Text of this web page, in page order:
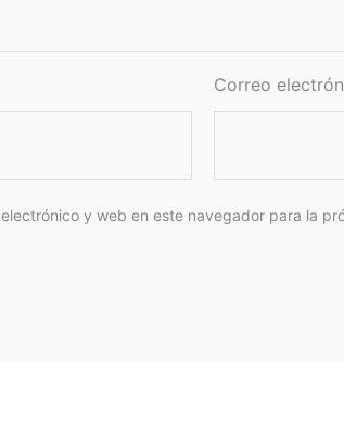
Correo
y web en este navegador para la